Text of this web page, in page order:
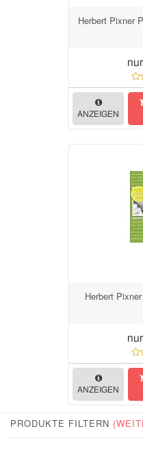
Herbert Pixner
nur
ANZEIGEN
Herbert
nur
ANZEIGEN
PRODUKTE FILTERN